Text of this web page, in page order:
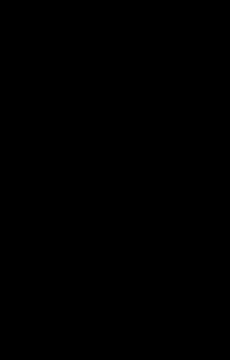
оформление. Через